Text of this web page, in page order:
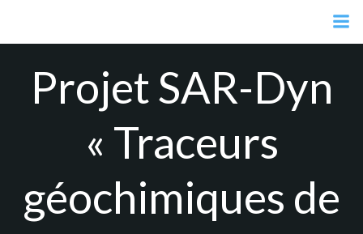
contenu
Projet SAR-Dyn
« Traceurs
géochimiques de